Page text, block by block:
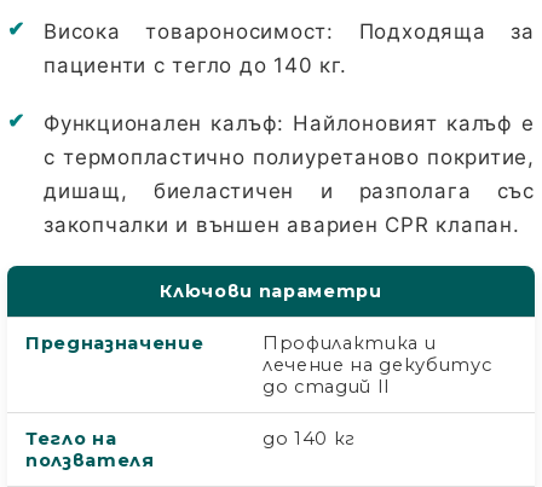
Висока товароносимост: Подходяща за
пациенти с тегло до 140 кг.
Функционален калъф: Найлоновият калъф е
с термопластично полиуретаново покритие,
дишащ, биеластичен и разполага със
закопчалки и външен авариен CPR клапан.
Ключови параметри
Предназначение
Профилактика и
лечение на декубитус
до стадий II
Тегло на
ползвателя
до 140 кг